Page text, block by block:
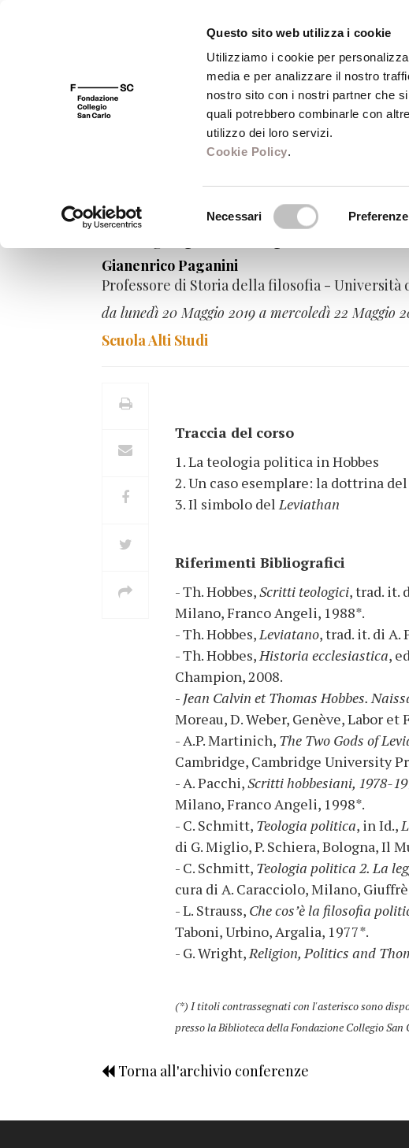
Questo sito web utilizza i cookie
Utilizziamo i cookie per
media e per analizzare il nostro
nostro sito con i nostri partner che
quali potrebbero combinarle con
utilizzo dei loro servizi.
Cookie Policy.
Necessari Preferenze
FSC 400 Fondazione Biblioteca
Corsi Anno
Teologia politica o politica della
Gianenrico Paganini
Professore di Storia della filosofia - Università
da lunedì 20 Maggio 2019 a mercoledì 22 Maggio
Scuola Alti Studi
Traccia del corso
1. La teologia politica in Hobbes
2. Un caso esemplare: la dottrina
3. Il simbolo delLeviathan
Riferimenti Bibliografici
- Th. Hobbes,Scritti teologici, trad. it.
Milano, Franco Angeli, 1988*.
- Th. Hobbes,Leviatano, trad. it. di A.
- Th. Hobbes,Historia ecclesiastica,
Champion, 2008.
- Jean Calvin et Thomas Hobbes.
Moreau, D. Weber, Genève, Labor et
- A.P. Martinich, The Two Gods of
Cambridge, Cambridge University
- A. Pacchi,Scritti hobbesiani, 1978-
Milano, Franco Angeli, 1998*.
- C. Schmitt, Teologia politica, in Id.,
di G. Miglio, P. Schiera, Bologna, Il
- C. Schmitt, Teologia politica 2. La
cura di A. Caracciolo, Milano,
- L. Strauss, Che cos’è la filosofia
Taboni, Urbino, Argalia, 1977*.
- G. Wright,Religion, Politics and
(*) I titoli contrassegnati con l'asterisco sono
presso la Biblioteca della Fondazione Collegio
Torna all'archivio conferenze